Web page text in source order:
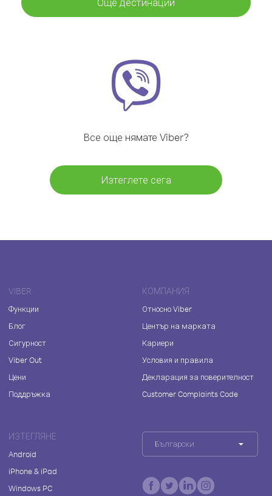
Все още нямате Viber?
Изтеглете сега
VIBER
Функции
Блог
Сигурност
Viber Out
Цени
Поддръжка
КОМПАНИЯ
Относно Viber
Център на марката
Кариери
Условия и правила
Декларация за поверителност
Customer Complaints Code
ИЗТЕГЛЯНЕ
Android
iPhone & iPad
Windows PC
Български